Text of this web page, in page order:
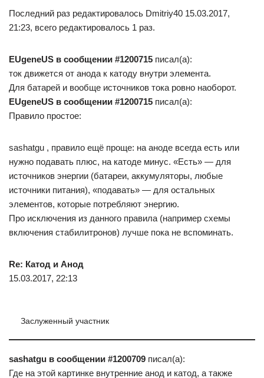
Последний раз редактировалось Dmitriy40 15.03.2017,
21:23, всего редактировалось 1 раз.
EUgeneUS в сообщении #1200715 писал(а):
ток движется от анода к катоду внутри элемента.
Для батарей и вообще источников тока ровно наоборот.
EUgeneUS в сообщении #1200715 писал(а):
Правило простое:
sashatgu , правило ещё проще: на аноде всегда есть или
нужно подавать плюс, на катоде минус. «Есть» — для
источников энергии (батареи, аккумуляторы, любые
источники питания), «подавать» — для остальных
элементов, которые потребляют энергию.
Про исключения из данного правила (например схемы
включения стабилитронов) лучше пока не вспоминать.
Re: Катод и Анод
15.03.2017, 22:13
Заслуженный участник
sashatgu в сообщении #1200709 писал(а):
Где на этой картинке внутренние анод и катод, а также